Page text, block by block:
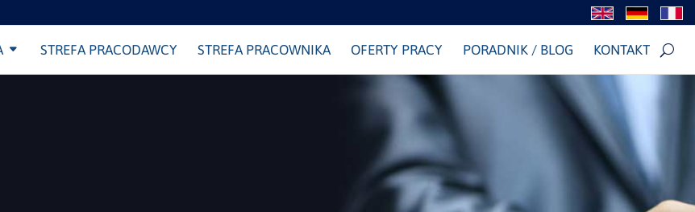
STREFA PRACODAWCY STREFA PRACOWNIKA OFERTY PRACY PORADNIK / BLOG KONTAKT